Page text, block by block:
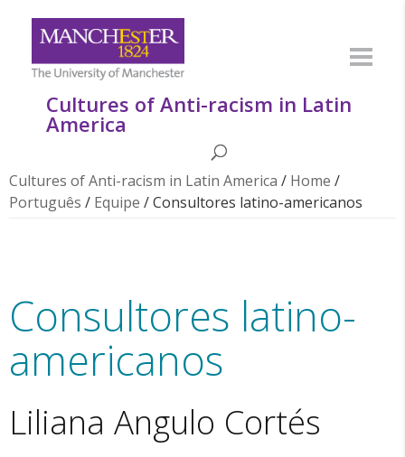
Cultures of Anti-racism in Latin
America
Cultures of Anti-racism in Latin America / Home /
Português / Equipe /Consultores latino-americanos
Consultores latino-
americanos
Liliana Angulo Cortés